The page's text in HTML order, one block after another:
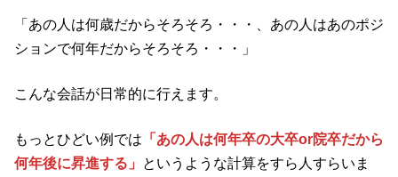
「あの人は何歳だからそろそろ・・・、あの人はあのポジ
ションで何年だからそろそろ・・・」
こんな会話が日常的に行えます。
もっとひどい例では 「あの人は何年卒の大卒or院卒だから
何年後に昇進する」
というような計算をすら人すらいま